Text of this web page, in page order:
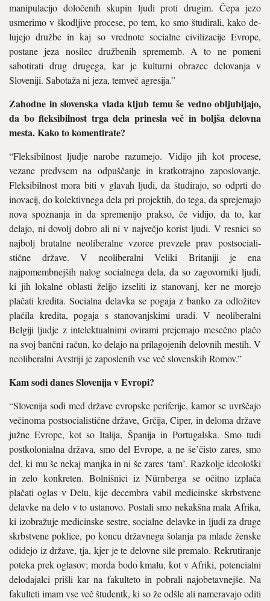
manipulacijo določenih skupin ljudi proti drugim. Čepa jezo
usmerimo v škodljive procese, po tem, ko smo študirali, kako de­
lujejo družbe in kaj so vrednote so­cialne civilizacije Evrope,
postane jeza nosilec družbenih sprememb. A to ne pomeni
sabotirati drug drugega, kar je kulturni obrazec delovanja v
Sloveniji. Sabotaža ni jeza, temveč agresija.”
Zahodne in slovenska vlada kljub temu še vedno obljubljajo,
da bo fleksibilnost trga dela prinesla več in boljša delovna
mesta. Kako to komentirate?
“Fleksibilnost ljudje narobe razu­mejo. Vidijo jih kot procese,
vezane predvsem na odpuščanje in kratkotrajno zaposlovanje.
Fleksibil­nost mora biti v glavah ljudi, da študirajo, so odprti do
inovacij, do kolektivnega dela pri projektih, do tega, da sprejemajo
nova spoznanja in da spremenijo prakso, če vidijo, da to, kar
delajo, ni dovolj dobro ali ni v največjo korist ljudi. V resni­ci so
najbolj brutalne neoliberalne vzorce prevzele prav postsociali­
stične države. V neoliberalni Veliki Britaniji je ena
najpomembnejših nalog socialnega dela, da so zago­vorniki ljudi,
ki jih lokalne oblasti želijo izseliti iz stanovanj, ker ne morejo
plačati kredita. Socialna delavka se pogaja z banko za odlo­žitev
plačila kredita, pogaja s sta­novanjskimi uradi. V neoliberalni
Belgiji ljudje z intelektualnimi ovi­rami prejemajo mesečno plačo
na svoj bančni račun, ko delajo na pri­lagojenih delovnih mestih. V
neoliberalni Avstriji je zaposlenih vse več slovenskih Romov.”
Kam sodi danes Slovenija v Evropi?
“Slovenija sodi med države evrop­ske periferije, kamor se uvrščajo
večinoma postsocialistične države, Grčija, Ciper, in deloma države
južne Evrope, kot so Italija, Španija in Portugalska. Smo tudi
postkolonialna država, smo del Evrope, a ne še’čisto zares, smo
del, ki mu še nekaj manjka in ni še zares ‘tam’. Razkolje ideološki
in zelo kon­kreten. Bolnišnici iz Nürnberga se očitno izplača
plačati oglas v Delu, kije decembra vabil medicinske skrbstvene
delavke na delo v to ustanovo. Postali smo nekakšna mala Afrika,
ki izobražuje medi­cinske sestre, socialne delavke in ljudi za druge
skrbstvene pokli­ce, po koncu državnega šolanja pa mlade ženske
odidejo iz države, tja, kjer je te delovne sile premalo. Rekrutiranje
poteka prek oglasov; morda bodo kmalu, kot v Afriki, potencialni
delodajalci prišli kar na fakulteto in pobrali najobetav­nejše. Na
fakulteti imam vse več študentk, ki so že odšle ali namera­vajo oditi